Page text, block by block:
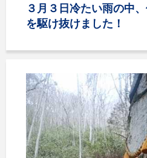
３月３日冷たい雨の中
を駆け抜けました！